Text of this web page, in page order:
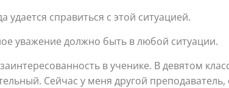
справиться с этой ситуацией.
уважение должно быть в любой ситуации.
в ученике. В девятом
Сейчас у меня другой